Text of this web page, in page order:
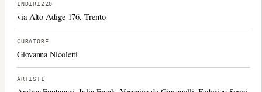
INDIRIZZO
via Alto Adige 176, Trento
CURATORE
Giovanna Nicoletti
ARTISTI